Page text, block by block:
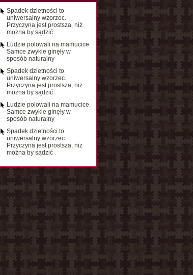
Spadek dzietności to
uniwersalny wzorzec.
Przyczyna jest prostsza, niż
można by sądzić
Ludzie polowali na mamucice.
Samce zwykle ginęły w
sposób naturalny
Spadek dzietności to
uniwersalny wzorzec.
Przyczyna jest prostsza, niż
można by sądzić
Ludzie polowali na mamucice.
Samce zwykle ginęły w
sposób naturalny
Spadek dzietności to
uniwersalny wzorzec.
Przyczyna jest prostsza, niż
można by sądzić